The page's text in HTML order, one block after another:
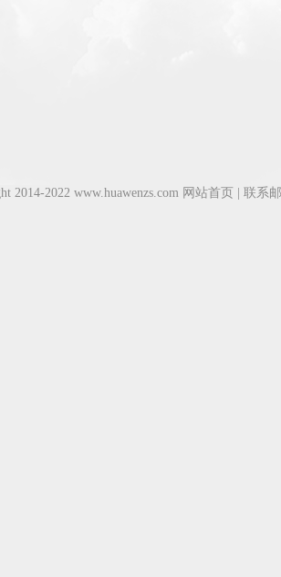
2014-2022 www.huawenzs.com 网站首页 | 联系